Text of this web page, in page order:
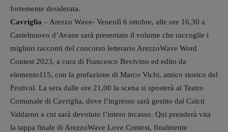
fortemente desiderata.
Cavriglia – Arezzo Wave- Venerdì 6 ottobre, alle ore 16,30 a
Castelnuovo d’Avane sarà presentato il volume che raccoglie i
migliori racconti del concorso letterario ArezzoWave Word
Contest 2023, a cura di Francesco Bevivino ed edito da
elemento115, con la prefazione di Marco Vichi, amico storico del
Festival. La sera dalle ore 21,00 la scena si sposterà al Teatro
Comunale di Cavriglia, dove l’ingresso sarà gestito dal Calcit
Valdarno a cui sarà devoluto l’intero incasso. Qui prenderà vita
la tappa finale di ArezzoWave Love Contest, finalmente